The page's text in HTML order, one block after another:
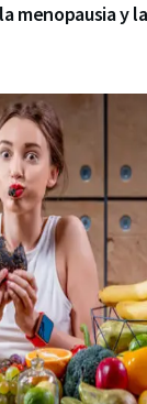
menopausia y